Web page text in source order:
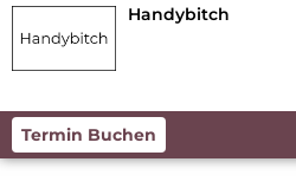
Handybitch
Termin Buchen